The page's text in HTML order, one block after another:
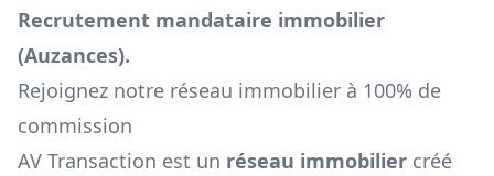
Recrutement mandataire immobilier
(Auzances).
Rejoignez notre réseau immobilier à 100% de
commission
AV Transaction est un réseau immobilier créé